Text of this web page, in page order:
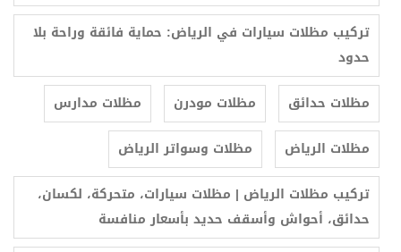
تركيب مظلات سيارات في الرياض: حماية فائقة وراحة بلا
حدود
مظلات حدائق
مظلات مودرن
مظلات مدارس
مظلات الرياض
مظلات وسواتر الرياض
تركيب مظلات الرياض | مظلات سيارات، متحركة، لكسان،
حدائق، أحواش وأسقف حديد بأسعار منافسة